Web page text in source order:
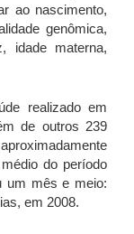
ao nascimento,
genômica,
idade materna,
realizado em
de outros 239
do período
um mês e meio:
em 2008.